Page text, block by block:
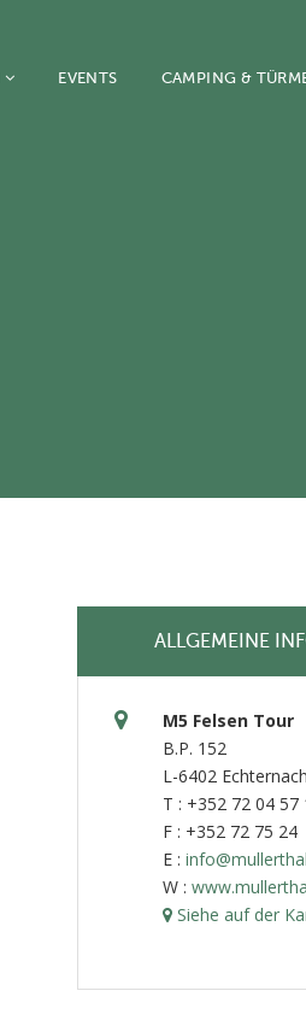
EVENTS CAMPING &
ALLGEMEINE
M5 Felsen Tour
B.P. 152
L-6402 Echternach
T : +352 72 04 57
F : +352 72 75 24
E :
W :
Siehe auf der